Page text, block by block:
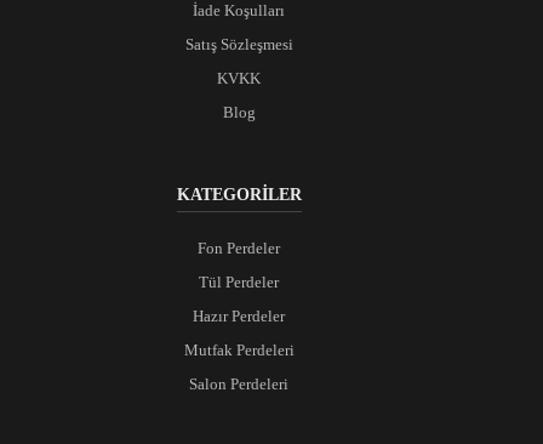
İade Koşulları
Satış Sözleşmesi
KVKK
Blog
KATEGORİLER
Fon Perdeler
Tül Perdeler
Hazır Perdeler
Mutfak Perdeleri
Salon Perdeleri